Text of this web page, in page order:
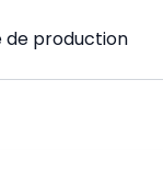
de production